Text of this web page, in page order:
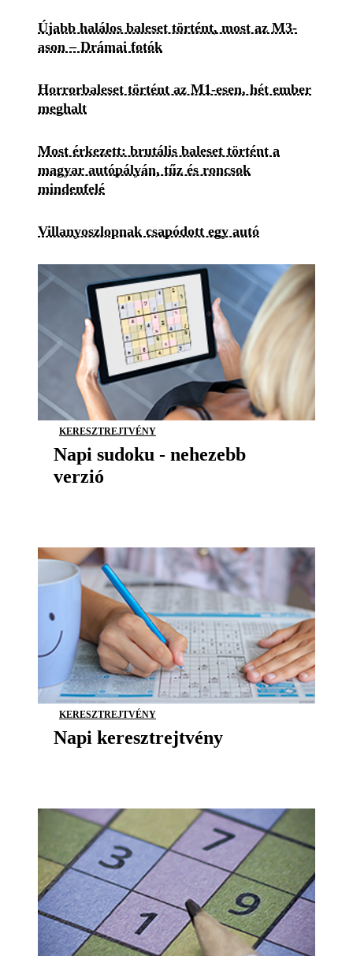
Újabb halálos baleset történt, most az M3-
ason – Drámai fotók
Horrorbaleset történt az M1-esen, hét ember
meghalt
Most érkezett: brutális baleset történt a
magyar autópályán, tűz és roncsok
mindenfelé
Villanyoszlopnak csapódott egy autó
KERESZTREJTVÉNY
Napi sudoku - nehezebb
verzió
KERESZTREJTVÉNY
Napi keresztrejtvény